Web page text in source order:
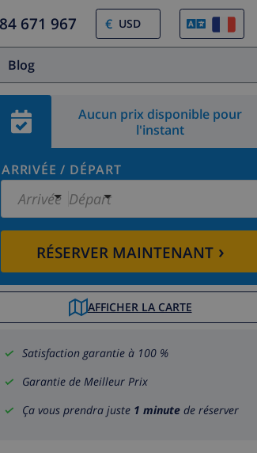
671 967 €
Blog
Aucun prix disponible pour
l'instant
ARRIVÉE / DÉPART
Arrivée Départ
RÉSERVER MAINTENANT›
AFFICHER LA CARTE
Satisfaction garantie à 100 %
Garantie de Meilleur Prix
Ça vous prendra juste 1 minute de réserver